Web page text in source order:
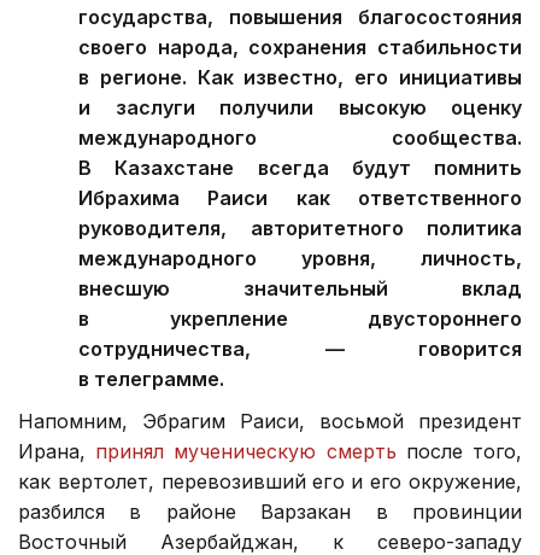
государства, повышения благосостояния
своего народа, сохранения стабильности
в регионе. Как известно, его инициативы
и заслуги получили высокую оценку
международного сообщества.
В Казахстане всегда будут помнить
Ибрахима Раиси как ответственного
руководителя, авторитетного политика
международного уровня, личность,
внесшую значительный вклад
в укрепление двустороннего
сотрудничества, — говорится
в телеграмме.
Напомним, Эбрагим Раиси, восьмой президент
Ирана, принял мученическую смерть после того,
как вертолет, перевозивший его и его окружение,
разбился в районе Варзакан в провинции
Восточный Азербайджан, к северо-западу